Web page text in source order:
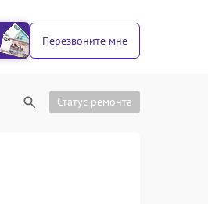
Перезвоните мне
Статус ремонта